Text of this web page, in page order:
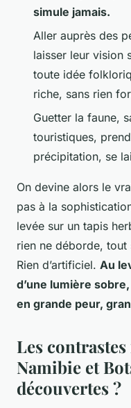
simule jamais.
Aller auprès des
laisser leur vision
toute idée
riche, sans rien
Guetter la faune,
touristiques,
précipitation, se
On devine alors le
pas à la
levée sur un tapis
rien ne déborde, tout
Rien d’artificiel. Au
d’une lumière
en grande peur,
Les
Namibie et
découvertes ?